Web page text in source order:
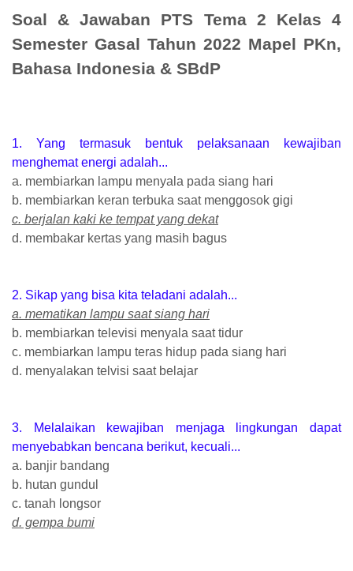
Soal & Jawaban PTS Tema 2 Kelas 4
Semester Gasal Tahun 2022 Mapel PKn,
Bahasa Indonesia & SBdP
1. Yang termasuk bentuk pelaksanaan kewajiban
menghemat energi adalah...
a. membiarkan lampu menyala pada siang hari
b. membiarkan keran terbuka saat menggosok gigi
c. berjalan kaki ke tempat yang dekat
d. membakar kertas yang masih bagus
2. Sikap yang bisa kita teladani adalah...
a. mematikan lampu saat siang hari
b. membiarkan televisi menyala saat tidur
c. membiarkan lampu teras hidup pada siang hari
d. menyalakan telvisi saat belajar
3. Melalaikan kewajiban menjaga lingkungan dapat
menyebabkan bencana berikut, kecuali...
a. banjir bandang
b. hutan gundul
c. tanah longsor
d. gempa bumi